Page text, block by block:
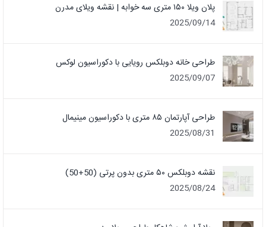
پلان ویلا ۱۵۰ متری سه خوابه | نقشه ویلای مدرن
2025/09/14
طراحی خانه دوبلکس رویایی با دکوراسیون لوکس
2025/09/07
طراحی آپارتمان ۸۵ متری با دکوراسیون مینیمال
2025/08/31
نقشه دوبلکس ۵۰ متری بدون پرتی (50+50)
2025/08/24